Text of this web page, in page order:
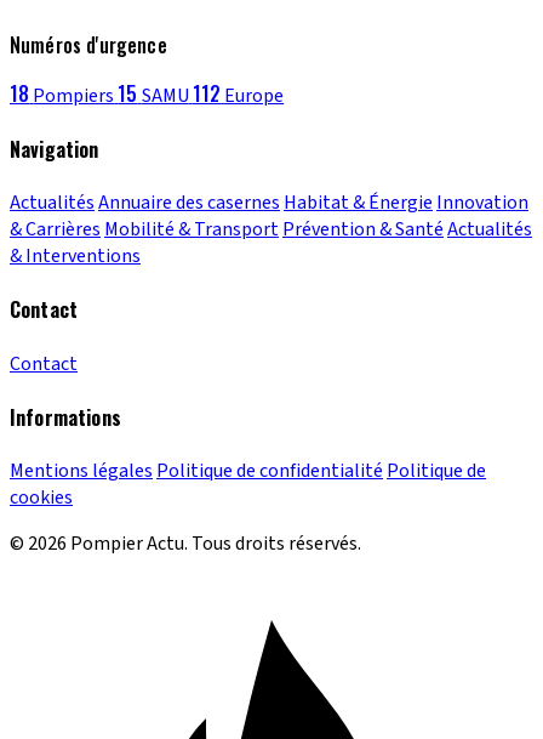
Numéros d'urgence
18 Pompiers 15 SAMU 112 Europe
Navigation
ActualitésAnnuaire des casernes Habitat & Énergie Innovation
& Carrières Mobilité & TransportPrévention & SantéActualités
& Interventions
Contact
Contact
Informations
Mentions légales Politique de confidentialité Politique de
cookies
© 2026 Pompier Actu. Tous droits réservés.